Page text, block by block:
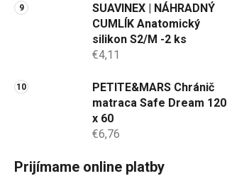
SUAVINEX | NÁHRADNÝ
CUMLÍK Anatomický
silikon S2/M -2 ks
€4,11
PETITE&MARS Chránič
matraca Safe Dream 120
x 60
€6,76
Prijímame online platby